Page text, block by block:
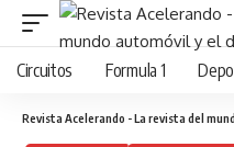
Circuitos Formula 1
Revista Acelerando - La revista del